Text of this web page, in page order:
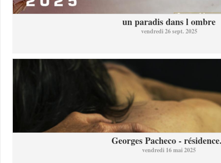
un paradis dans l ombre
vendredi 26 sept. 2025
Georges Pacheco -
vendredi 16 mai 2025